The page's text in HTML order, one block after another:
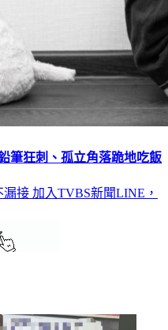
筆狂刺、孤立角落跪地吃飯
漏接 加入TVBS新聞LINE，